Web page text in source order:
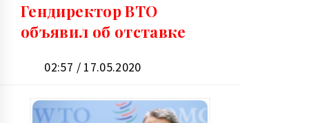
Гендиректор ВТО
объявил об отставке
02:57 / 17.05.2020